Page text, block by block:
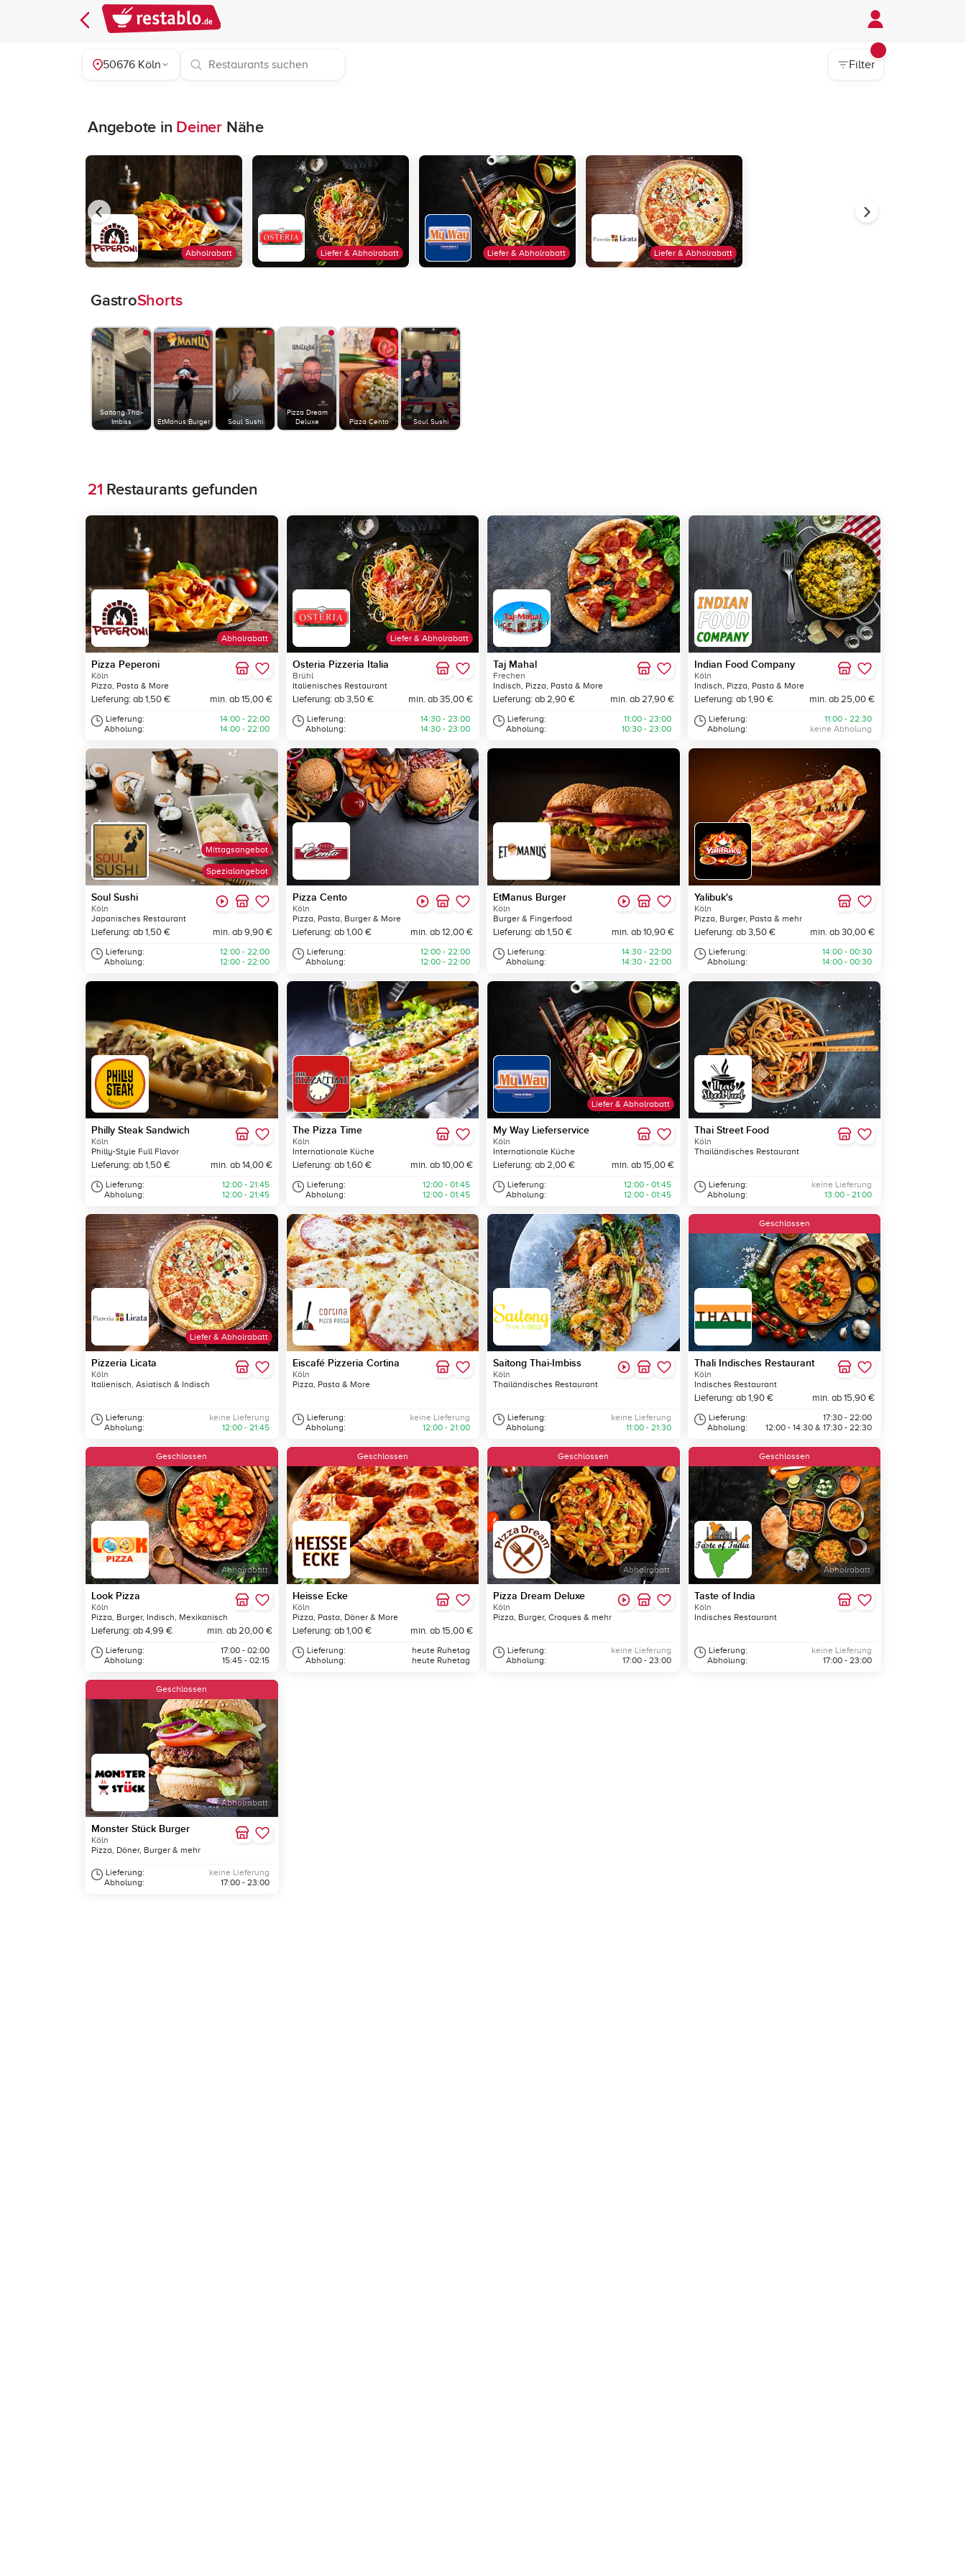
50676 Köln Filter
Angebote in Deiner Nähe
Abholrabatt Liefer & Abholrabatt Liefer & Abholrabatt Liefer & Abholrabatt
GastroShorts
Saitong Thai-
Imbiss
EtManus Burger Soul Sushi
Pizza Dream
Deluxe
Pizza Cento Soul Sushi
21 Restaurants gefunden
Abholrabatt
Pizza Peperoni
Köln
Pizza, Pasta & More
Lieferung: ab 1,50 € min. ab 15,00 €
Lieferung:
Abholung:
14:00 - 22:00
14:00 - 22:00
Liefer & Abholrabatt
Osteria Pizzeria Italia
Brühl
Italienisches Restaurant
Lieferung: ab 3,50 € min. ab 35,00 €
Lieferung:
Abholung:
14:30 - 23:00
14:30 - 23:00
Taj Mahal
Frechen
Indisch, Pizza, Pasta & More
Lieferung: ab 2,90 € min. ab 27,90 €
Lieferung:
Abholung:
11:00 - 23:00
10:30 - 23:00
Indian Food Company
Köln
Indisch, Pizza, Pasta & More
Lieferung: ab 1,90 € min. ab 25,00 €
Lieferung:
Abholung:
11:00 - 22:30
keine Abholung
Spezialangebot
Mittagsangebot
Soul Sushi
Köln
Japanisches Restaurant
Lieferung: ab 1,50 € min. ab 9,90 €
Lieferung:
Abholung:
12:00 - 22:00
12:00 - 22:00
Pizza Cento
Köln
Pizza, Pasta, Burger & More
Lieferung: ab 1,00 € min. ab 12,00 €
Lieferung:
Abholung:
12:00 - 22:00
12:00 - 22:00
EtManus Burger
Köln
Burger & Fingerfood
Lieferung: ab 1,50 € min. ab 10,90 €
Lieferung:
Abholung:
14:30 - 22:00
14:30 - 22:00
Yalibuk's
Köln
Pizza, Burger, Pasta & mehr
Lieferung: ab 3,50 € min. ab 30,00 €
Lieferung:
Abholung:
14:00 - 00:30
14:00 - 00:30
Philly Steak Sandwich
Köln
Philly-Style Full Flavor
Lieferung: ab 1,50 € min. ab 14,00 €
Lieferung:
Abholung:
12:00 - 21:45
12:00 - 21:45
The Pizza Time
Köln
Internationale Küche
Lieferung: ab 1,60 € min. ab 10,00 €
Lieferung:
Abholung:
12:00 - 01:45
12:00 - 01:45
Liefer & Abholrabatt
My Way Lieferservice
Köln
Internationale Küche
Lieferung: ab 2,00 € min. ab 15,00 €
Lieferung:
Abholung:
12:00 - 01:45
12:00 - 01:45
Thai Street Food
Köln
Thailändisches Restaurant
Lieferung:
Abholung:
keine Lieferung
13:00 - 21:00
Liefer & Abholrabatt
Pizzeria Licata
Köln
Italienisch, Asiatisch & Indisch
Lieferung:
Abholung:
keine Lieferung
12:00 - 21:45
Eiscafé Pizzeria Cortina
Köln
Pizza, Pasta & More
Lieferung:
Abholung:
keine Lieferung
12:00 - 21:00
Saitong Thai-Imbiss
Köln
Thailändisches Restaurant
Lieferung:
Abholung:
keine Lieferung
11:00 - 21:30
Geschlossen
Thali Indisches Restaurant
Köln
Indisches Restaurant
Lieferung: ab 1,90 € min. ab 15,90 €
Lieferung:
Abholung:
17:30 - 22:00
12:00 - 14:30 & 17:30 - 22:30
Abholrabatt
Geschlossen
Look Pizza
Köln
Pizza, Burger, Indisch, Mexikanisch
Lieferung: ab 4,99 € min. ab 20,00 €
Lieferung:
Abholung:
17:00 - 02:00
15:45 - 02:15
Geschlossen
Heisse Ecke
Köln
Pizza, Pasta, Döner & More
Lieferung: ab 1,00 € min. ab 15,00 €
Lieferung:
Abholung:
heute Ruhetag
heute Ruhetag
Abholrabatt
Geschlossen
Pizza Dream Deluxe
Köln
Pizza, Burger, Croques & mehr
Lieferung:
Abholung:
keine Lieferung
17:00 - 23:00
Abholrabatt
Geschlossen
Taste of India
Köln
Indisches Restaurant
Lieferung:
Abholung:
keine Lieferung
17:00 - 23:00
Abholrabatt
Geschlossen
Monster Stück Burger
Köln
Pizza, Döner, Burger & mehr
Lieferung:
Abholung:
keine Lieferung
17:00 - 23:00